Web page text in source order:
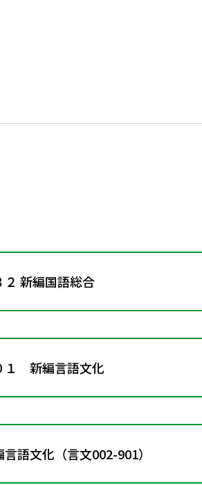
２ 新編国語総合
１ 新編言語文化
言語文化（言文002-901）